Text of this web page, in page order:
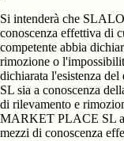
Si intenderà che
conoscenza effettiva di
competente abbia
rimozione o
dichiarata l'esistenza
SL sia a conoscenza
di rilevamento e
MARKET PLACE SL
mezzi di conoscenza